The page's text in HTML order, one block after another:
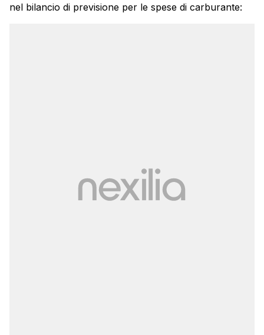
nel bilancio di previsione per le spese di carburante: